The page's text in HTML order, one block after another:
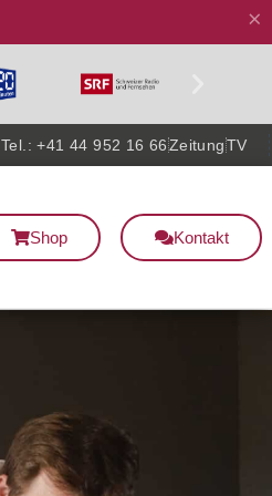
×
Tel.: +41 44 952 16 66ZeitungTV
Shop Kontakt